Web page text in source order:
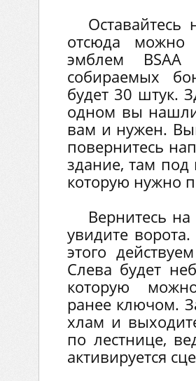
Оставайтесь
отсюда можно
эмблем
собираемых
будет 30 штук.
одном вы
вам и нужен.
повернитесь
здание, там
которую нужно
Вернитесь
увидите
этого
Слева будет
которую
ранее ключом.
хлам и
по лестнице,
активируется